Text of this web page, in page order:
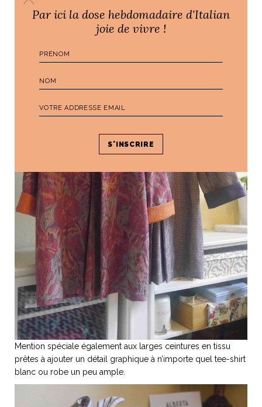
Mention spéciale également aux larges ceintures en tissu
prêtes à ajouter un détail graphique à n’importe quel tee-shirt
blanc ou robe un peu ample.
Par ici la dose hebdomadaire d'Italian
joie de vivre !